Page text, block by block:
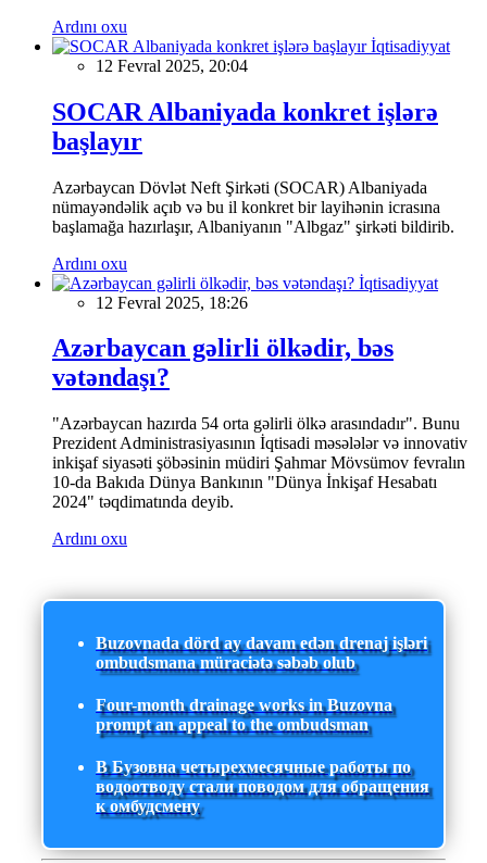
Ardını oxu
İqtisadiyyat
12 Fevral 2025, 20:04
SOCAR Albaniyada konkret işlərə
başlayır
Azərbaycan Dövlət Neft Şirkəti (SOCAR) Albaniyada
nümayəndəlik açıb və bu il konkret bir layihənin icrasına
başlamağa hazırlaşır, Albaniyanın "Albgaz" şirkəti bildirib.
Ardını oxu
İqtisadiyyat
12 Fevral 2025, 18:26
Azərbaycan gəlirli ölkədir, bəs
vətəndaşı?
"Azərbaycan hazırda 54 orta gəlirli ölkə arasındadır". Bunu
Prezident Administrasiyasının İqtisadi məsələlər və innovativ
inkişaf siyasəti şöbəsinin müdiri Şahmar Mövsümov fevralın
10-da Bakıda Dünya Bankının "Dünya İnkişaf Hesabatı
2024" təqdimatında deyib.
Ardını oxu
Buzovnada dörd ay davam edən drenaj işləri
ombudsmana müraciətə səbəb olub
Four-month drainage works in Buzovna
prompt an appeal to the ombudsman
В Бузовна четырехмесячные работы по
водоотводу стали поводом для обращения
к омбудсмену